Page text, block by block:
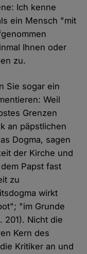
Ich kenne
ein Mensch "mit
Ihnen oder
zu.
Sie sogar ein
Weil
Grenzen
an päpstlichen
Dogma, sagen
der Kirche und
Papst fast
zu
wirkt
"im Grunde
201). Nicht die
Kern des
Kritiker an und